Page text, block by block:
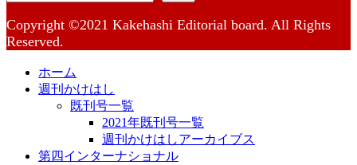
Copyright ©2021 Kakehashi Editorial board. All Rights
Reserved.
ホーム
週刊かけはし
既刊号一覧
2021年既刊号一覧
週刊かけはしアーカイブス
第四インターナショナル